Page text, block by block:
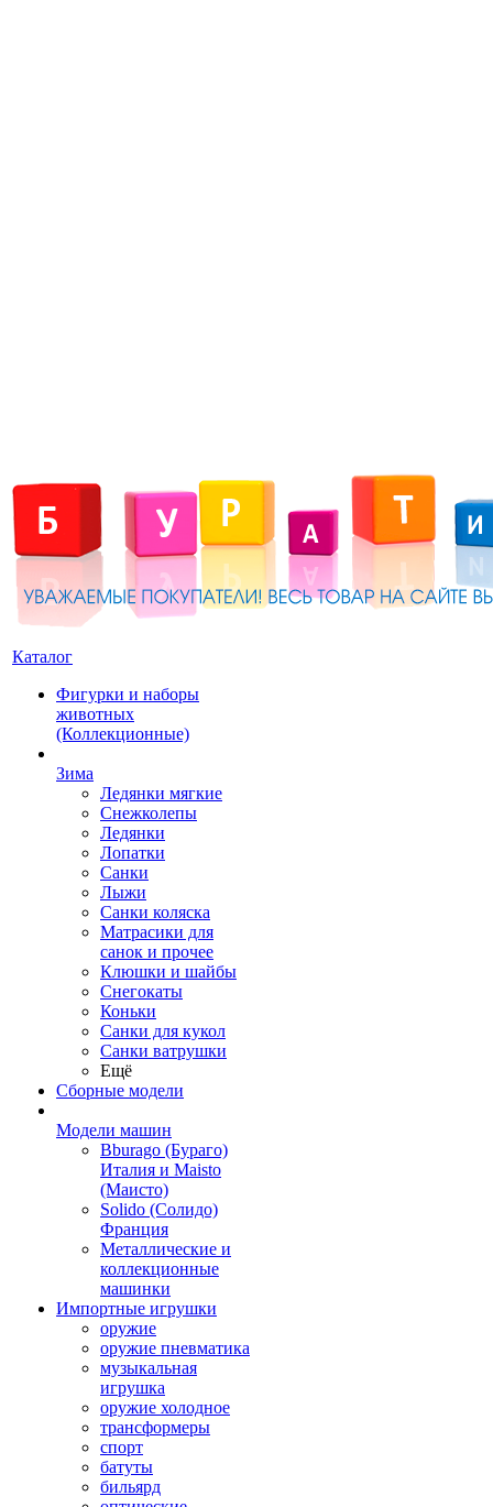
Каталог
Фигурки и наборы
животных
(Коллекционные)
Зима
Ледянки мягкие
Снежколепы
Ледянки
Лопатки
Санки
Лыжи
Санки коляска
Матрасики для
санок и прочее
Клюшки и шайбы
Снегокаты
Коньки
Санки для кукол
Санки ватрушки
Ещё
Сборные модели
Модели машин
Bburago (Бураго)
Италия и Maisto
(Маисто)
Solido (Солидо)
Франция
Металлические и
коллекционные
машинки
Импортные игрушки
оружие
оружие пневматика
музыкальная
игрушка
оружие холодное
трансформеры
спорт
батуты
бильярд